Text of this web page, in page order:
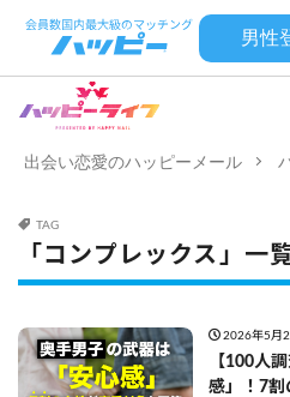
男性
出会い恋愛のハッピーメール
TAG
「コンプレックス」一
2026年5月
【100人
感」！7割